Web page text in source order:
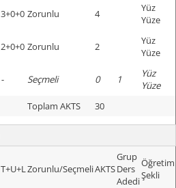
3+0+0 Zorunlu 4
Yüz
Yüze
2+0+0 Zorunlu 2
Yüz
Yüze
- Seçmeli 0 1
Yüz
Yüze
Toplam AKTS
30
T+U+LZorunlu/SeçmeliAKTS
Grup
Ders
Adedi
Öğretim
Şekli